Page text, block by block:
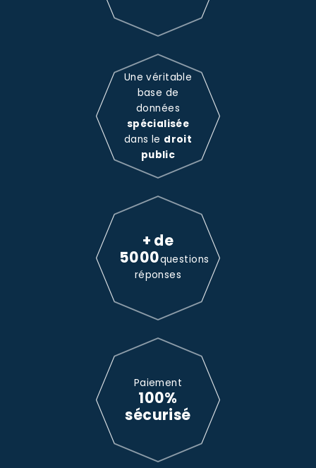
Une véritable
base de
données
spécialisée
dans le droit
public
+ de
5000questions
réponses
Paiement
100%
sécurisé